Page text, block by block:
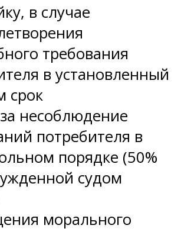
в случае
требования
в установленный
срок
несоблюдение
потребителя в
порядке (50%
судом
морального